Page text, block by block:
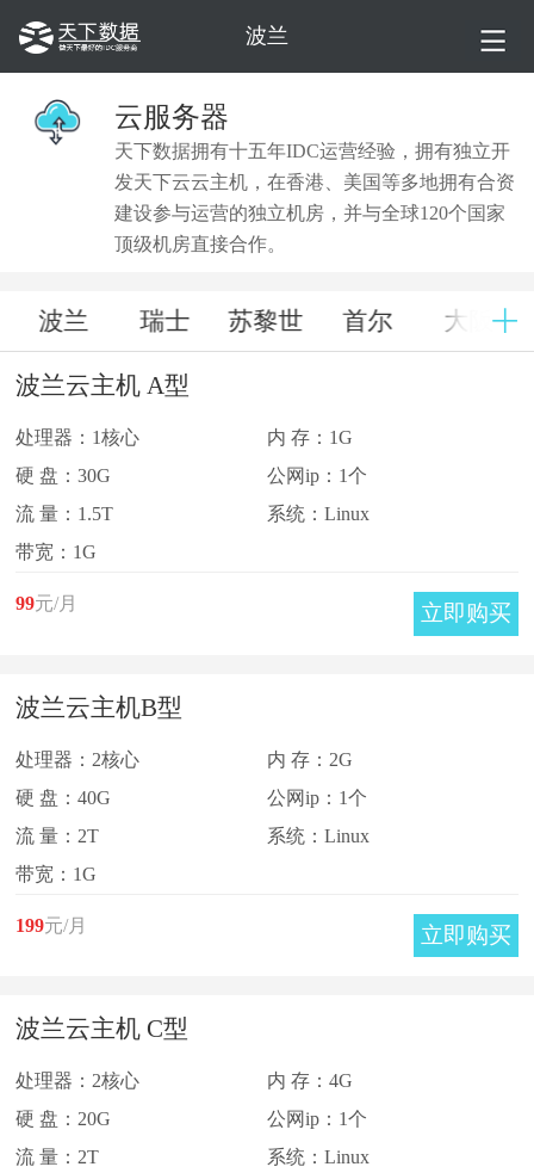
波兰
云服务器
天下数据拥有十五年IDC运营经验，拥有独立开
发天下云云主机，在香港、美国等多地拥有合资
建设参与运营的独立机房，并与全球120个国家
顶级机房直接合作。
波兰 瑞士 苏黎世 首尔 大阪
波兰云主机 A型
处理器：1核心
硬 盘：30G
流 量：1.5T
带宽：1G
内 存：1G
公网ip：1个
系统：Linux
99元/月 立即购买
波兰云主机B型
处理器：2核心
硬 盘：40G
流 量：2T
带宽：1G
内 存：2G
公网ip：1个
系统：Linux
199元/月 立即购买
波兰云主机 C型
处理器：2核心
硬 盘：20G
流 量：2T
内 存：4G
公网ip：1个
系统：Linux